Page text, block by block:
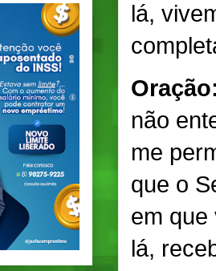
lá,
não
me
que o
em que
lá,